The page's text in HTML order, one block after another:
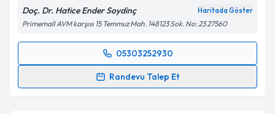
Doç. Dr. Hatice Ender Soydinç Haritada Göster
Primemall AVM karşısı 15 Temmuz Mah. 148123 Sok. No: 23 27560
05303252930
Randevu Talep Et
Randevu Takvimi Talebi